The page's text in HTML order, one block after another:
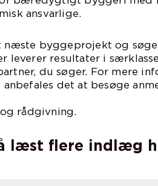
ansvarlige.
byggeprojekt og
leverer resultater i
du søger. For mere
anbefales det at besøge
rådgivning.
læst flere indlæg